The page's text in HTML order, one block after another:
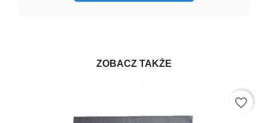
ZOBACZ TAKŻE
favorite_border